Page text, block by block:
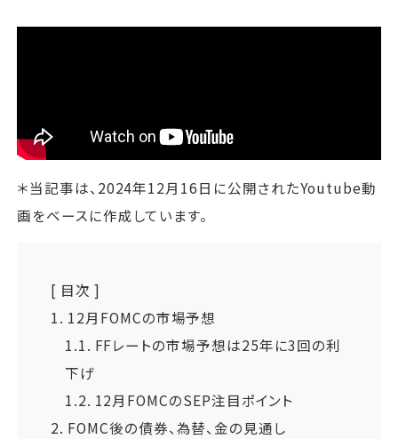
＊当記事は、2024年12月16日に公開されたYoutube動
画をベースに作成しています。
[ 目次 ]
1. 12月FOMCの市場予想
1.1. FFレートの市場予想は25年に3回の利
下げ
1.2. 12月FOMCのSEP注目ポイント
2. FOMC後の債券、為替、金の見通し